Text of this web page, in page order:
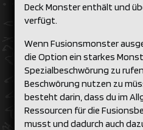
Deck Monster enthält und
verfügt.
Wenn Fusionsmonster
die Option ein starkes
Spezialbeschwörung zu
Beschwörung nutzen zu
besteht darin, dass du im
Ressourcen für die
musst und dadurch auch